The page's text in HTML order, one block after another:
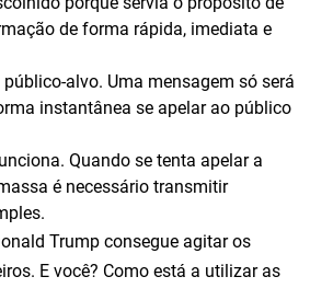
de forma rápida, imediata e
público-alvo. Uma mensagem só será
instantânea se apelar ao público
Quando se tenta apelar a
é necessário transmitir
Trump consegue agitar os
E você? Como está a utilizar as